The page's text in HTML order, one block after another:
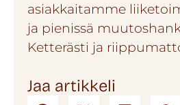
asiakkaitamme
ja pienissä
Ketterästi ja
Jaa artikkeli